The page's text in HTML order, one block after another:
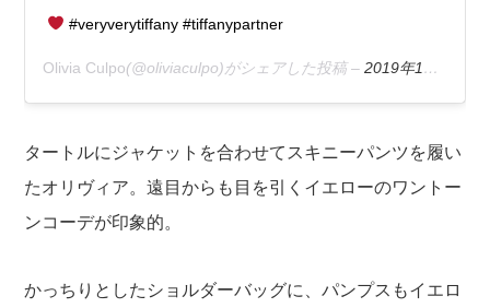
#veryverytiffany #tiffanypartner
Olivia Culpo(@oliviaculpo)がシェアした投稿 –2019年12月月3日午後1時38分PST
タートルにジャケットを合わせてスキニーパンツを履い
たオリヴィア。遠目からも目を引くイエローのワントー
ンコーデが印象的。
かっちりとしたショルダーバッグに、パンプスもイエロ